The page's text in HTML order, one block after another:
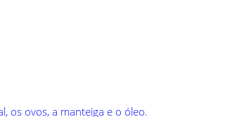
os ovos, a manteiga e o óleo.